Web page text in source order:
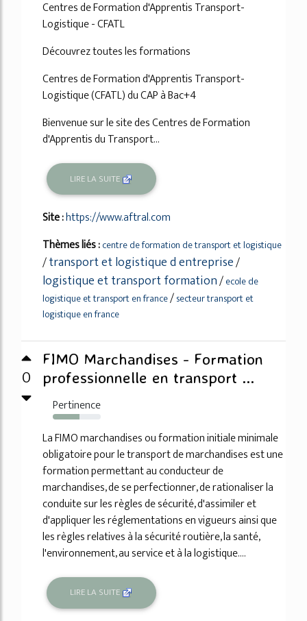
Centres de Formation d'Apprentis Transport-
Logistique - CFATL
Découvrez toutes les formations
Centres de Formation d'Apprentis Transport-
Logistique (CFATL) du CAP à Bac+4
Bienvenue sur le site des Centres de Formation
d'Apprentis du Transport...
LIRE LA SUITE
Site :https://www.aftral.com
Thèmes liés :centre de formation de transport et logistique
/transport et logistique d entreprise/
logistique et transport formation/ecole de
logistique et transport en france/secteur transport et
logistique en france
0
FIMO Marchandises - Formation
professionnelle en transport ...
Pertinence
56%
La FIMO marchandises ou formation initiale minimale
obligatoire pour le transport de marchandises est une
formation permettant au conducteur de
marchandises, de se perfectionner, de rationaliser la
conduite sur les règles de sécurité, d'assimiler et
d'appliquer les réglementations en vigueurs ainsi que
les règles relatives à la sécurité routière, la santé,
l'environnement, au service et à la logistique....
LIRE LA SUITE